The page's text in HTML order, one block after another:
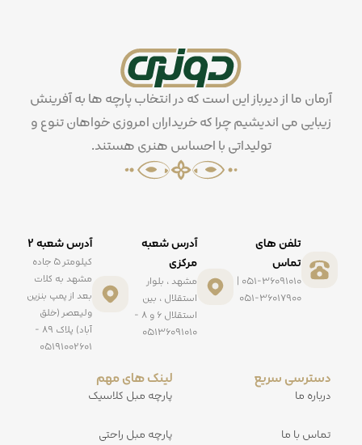
آرمان ما از دیرباز این است که در انتخاب پارچه ها به آفرینش
زیبایی می اندیشیم چرا که خریداران امروزی خواهان تنوع و
تولیداتی با احساس هنری هستند.
تلفن های
تماس
051-36091010 |
051-36017900
آدرس شعبه
مرکزی
مشهد ، بلوار
استقلال ، بین
استقلال ۶ و ۸ -
۰۵۱۳۶۰۹۱۰۱۰
آدرس شعبه ۲
کیلومتر ۵ جاده
مشهد به کلات
بعد از پمپ بنزین
ولیعصر (خلق
آباد) پلاک ۸۹ -
۰۵۱۹۱۰۰۲۶۰۱
دسترسی سریع
درباره ما
تماس با ما
لینک های مهم
پارچه مبل کلاسیک
پارچه مبل راحتی